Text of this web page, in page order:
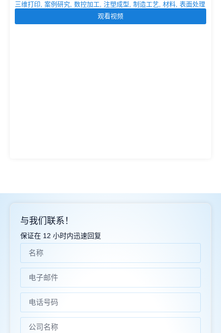
三维打印, 案例研究, 数控加工, 注塑成型, 制造工艺, 材料, 表面处理
观看视频
与我们联系！
保证在 12 小时内迅速回复